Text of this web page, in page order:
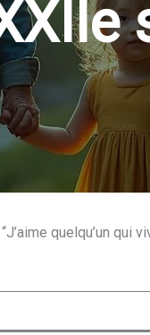
quelqu’un qui